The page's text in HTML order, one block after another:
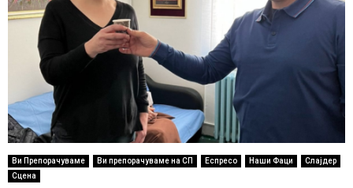
Ви Препорачуваме Ви препорачуваме на СП Еспресо Наши Фаци
Слајдер
Сцена